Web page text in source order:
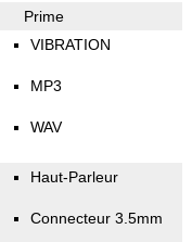
Prime
VIBRATION
MP3
WAV
Haut-Parleur
Connecteur 3.5mm